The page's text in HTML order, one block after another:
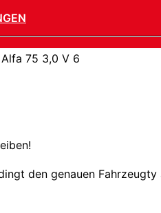
75 3,0 V 6
den genauen Fahrzeugty